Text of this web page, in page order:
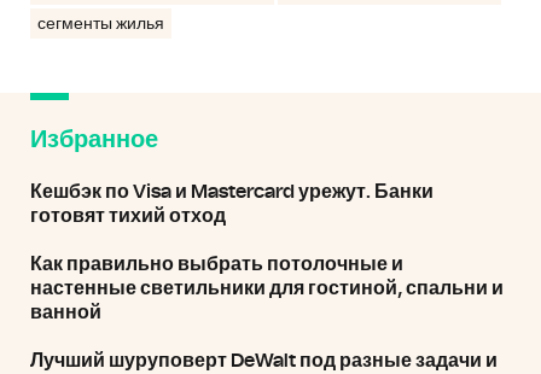
сегменты жилья
Избранное
Кешбэк по Visa и Mastercard урежут. Банки
готовят тихий отход
Как правильно выбрать потолочные и
настенные светильники для гостиной, спальни и
ванной
Лучший шуруповерт DeWalt под разные задачи и